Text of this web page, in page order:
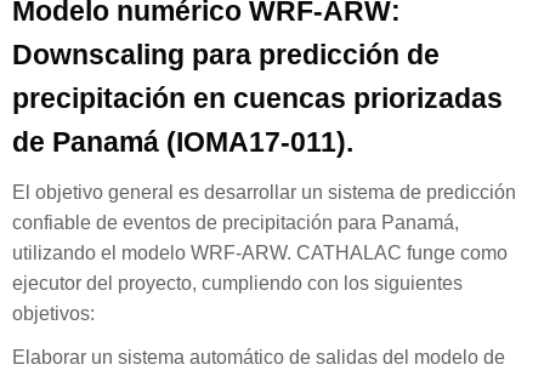
Modelo numérico WRF-ARW:
Downscaling para predicción de
precipitación en cuencas priorizadas
de Panamá (IOMA17-011).
El objetivo general es desarrollar un sistema de predicción
confiable de eventos de precipitación para Panamá,
utilizando el modelo WRF-ARW. CATHALAC funge como
ejecutor del proyecto, cumpliendo con los siguientes
objetivos:
Elaborar un sistema automático de salidas del modelo de